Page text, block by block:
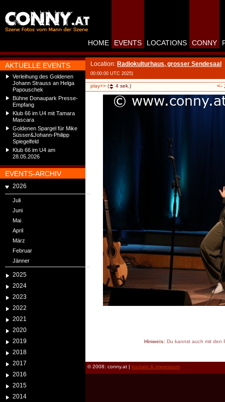
AKTUELLE EVENTS
Verleihung des Goldenen
Johann Strauss an Helga
Papouschek
Bühne Donaupark Presse-
Empfang
Klub 66 im U4 mit Tamara
Mascara
Goldenen Spargel für Mike
Süsser&Johann-Philipp
Spiegelfeld
Klub 66 im U4 am
28.05.2026
EVENTS-ARCHIV
2026
Juli
Juni
Mai
April
März
Februar
Jänner
2025
2024
2023
2022
2021
2020
2019
2018
2017
2016
2015
2014
HOME EVENTS LOCATIONS CONNY
Location: Radiokulturhaus, grosser Sendesaal
00:00:00 UTC 2025)
play>> ( 4 sek.) <-
Hinweis:Du kannst auch mit den
© 2008: conny.at | kontakt & impressum